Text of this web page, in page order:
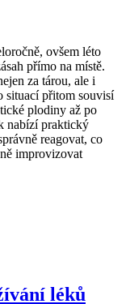
ovšem léto
přímo na místě.
za tárou, ale i
situací přitom souvisí
plodiny až po
nabízí praktický
reagovat, co
improvizovat
léků